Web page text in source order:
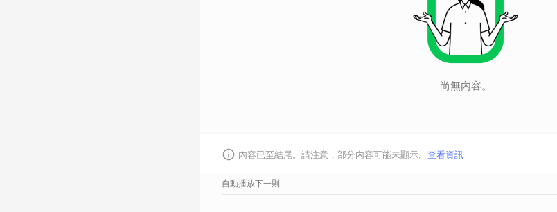
尚無內容。
內容已至結尾。請注意，部分內容可能未顯示。 查看資訊
自動播放下一則